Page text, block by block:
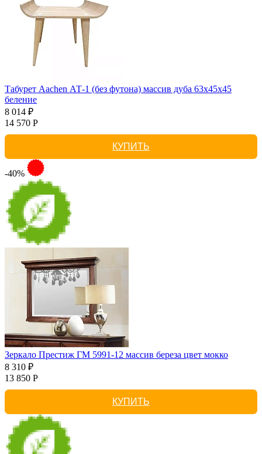
Табурет Aachen АТ-1 (без футона) массив дуба 63х45х45
беление
8 014 ₽
14 570 Р
КУПИТЬ
-40%
Зеркало Престиж ГМ 5991-12 массив береза цвет мокко
8 310 ₽
13 850 Р
КУПИТЬ